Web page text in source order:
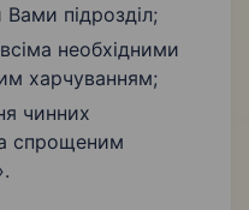
підрозділ;
необхідними
харчуванням;
чинних
спрощеним